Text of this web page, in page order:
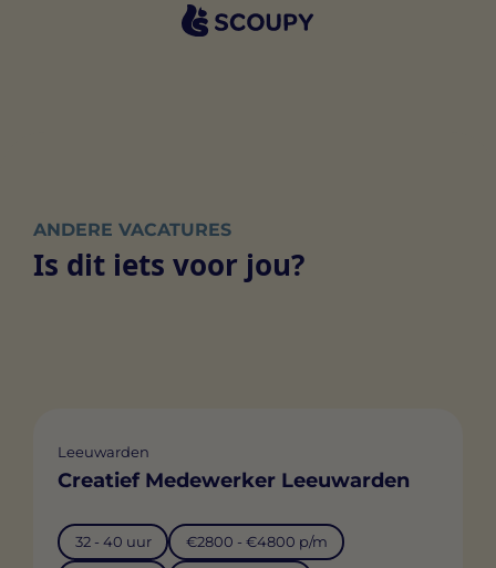
ANDERE VACATURES
Is dit iets voor jou?
Leeuwarden
Creatief Medewerker Leeuwarden
32 - 40 uur €2800 - €4800 p/m